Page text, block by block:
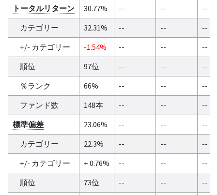
トータルリターン
30.77% -- --
--
カテゴリー
32.31% -- --
--
+/- カテゴリー
-1.54% -- --
--
順位
97位 -- --
--
％ランク
66% -- --
--
ファンド数
148本 -- --
--
標準偏差
23.06% -- --
--
カテゴリー
22.3% -- --
--
+/- カテゴリー
+ 0.76% -- --
--
順位
73位 -- -- --